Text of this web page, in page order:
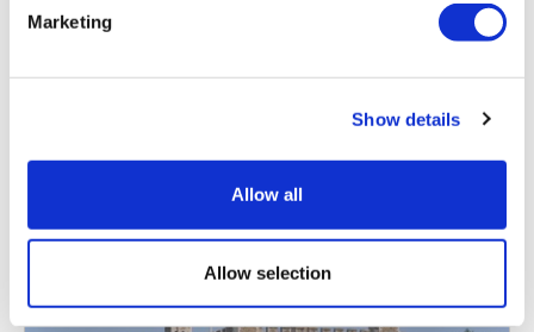
Marketing
Show details
Allow all
Allow selection
61,00 £